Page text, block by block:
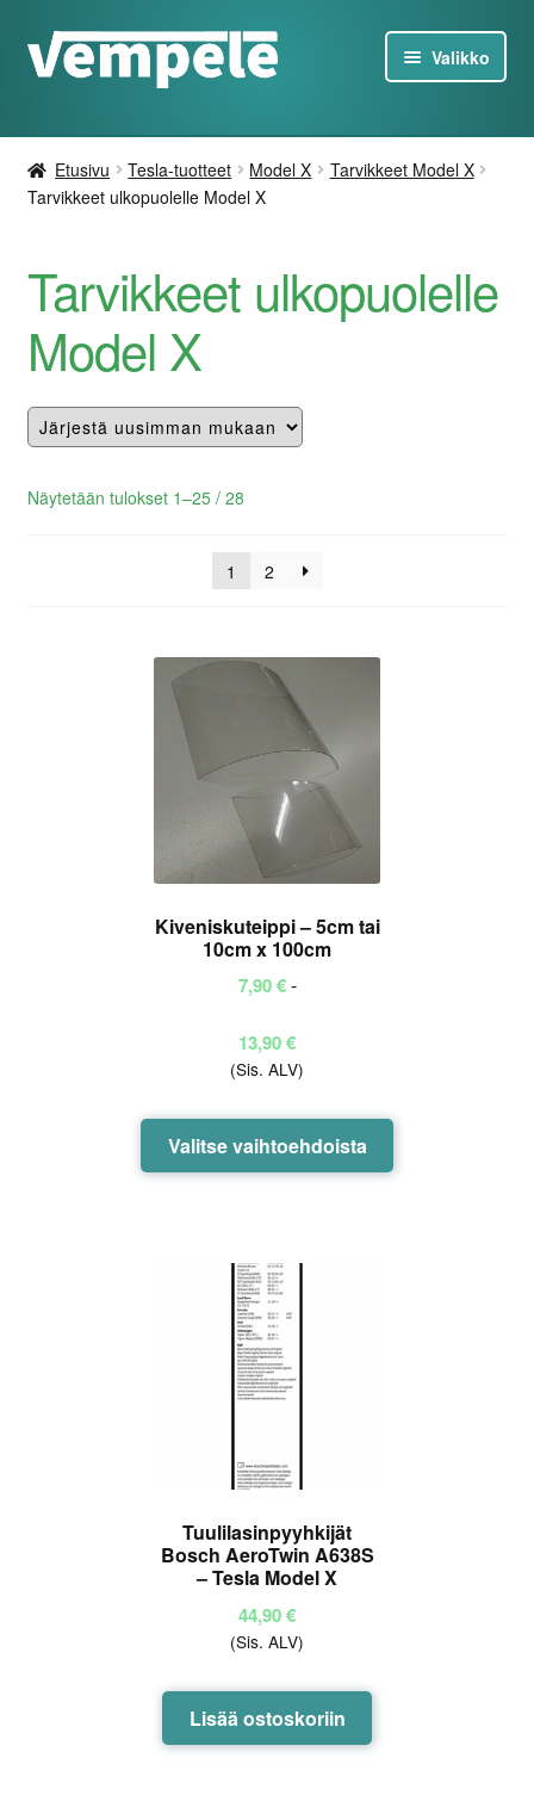
Siirry
navigointiin
Siirry
sisältöön
Valikko
Laturit
Tietoa
Ota yhteyttä
FI
Etusivu Tesla-tuotteet Model X
Tarvikkeet Model X
Tarvikkeet ulkopuolelle Model X
Tarvikkeet ulkopuolelle
Model X
Näytetään tulokset 1–25 / 28Lajiteltu
mukaan
1
2
Kiveniskuteippi – 5cm tai
10cm x 100cm
7,90€ -
13,90€Hintaluokka:
7,90 €
(Sis. ALV)
Valitse vaihtoehdoista
Tällä
tuotteella
Tuulilasinpyyhkijät
Bosch AeroTwin A638S
– Tesla Model X
44,90€
(Sis. ALV)
Lisää ostoskoriin